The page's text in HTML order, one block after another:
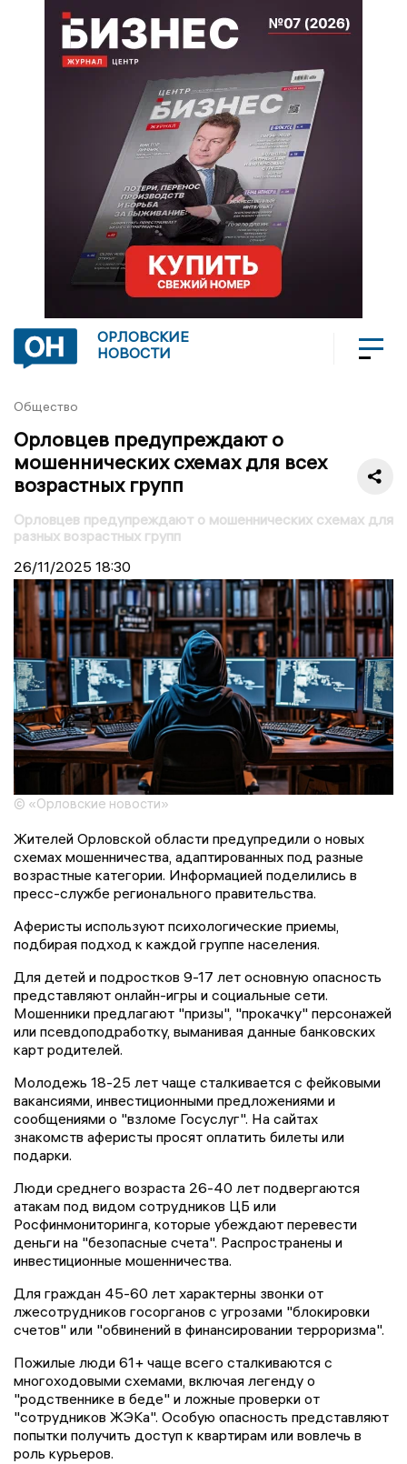
ОРЛОВСКИЕ
НОВОСТИ
Общество
Орловцев предупреждают о
мошеннических схемах для всех
возрастных групп
Орловцев предупреждают о мошеннических схемах для
разных возрастных групп
26/11/2025 18:30
© «Орловские новости»
Жителей Орловской области предупредили о новых
схемах мошенничества, адаптированных под разные
возрастные категории. Информацией поделились в
пресс-службе регионального правительства.
Аферисты используют психологические приемы,
подбирая подход к каждой группе населения.
Для детей и подростков 9-17 лет основную опасность
представляют онлайн-игры и социальные сети.
Мошенники предлагают "призы", "прокачку" персонажей
или псевдоподработку, выманивая данные банковских
карт родителей.
Молодежь 18-25 лет чаще сталкивается с фейковыми
вакансиями, инвестиционными предложениями и
сообщениями о "взломе Госуслуг". На сайтах
знакомств аферисты просят оплатить билеты или
подарки.
Люди среднего возраста 26-40 лет подвергаются
атакам под видом сотрудников ЦБ или
Росфинмониторинга, которые убеждают перевести
деньги на "безопасные счета". Распространены и
инвестиционные мошенничества.
Для граждан 45-60 лет характерны звонки от
лжесотрудников госорганов с угрозами "блокировки
счетов" или "обвинений в финансировании терроризма".
Пожилые люди 61+ чаще всего сталкиваются с
многоходовыми схемами, включая легенду о
"родственнике в беде" и ложные проверки от
"сотрудников ЖЭКа". Особую опасность представляют
попытки получить доступ к квартирам или вовлечь в
роль курьеров.